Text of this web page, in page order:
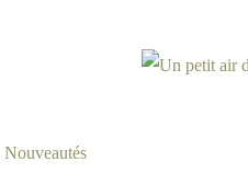
Nouveautés